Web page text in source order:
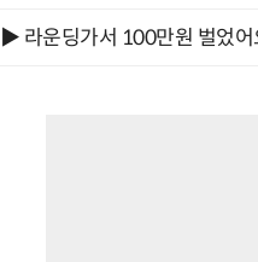
▶ 라운딩가서 100만원 벌었어